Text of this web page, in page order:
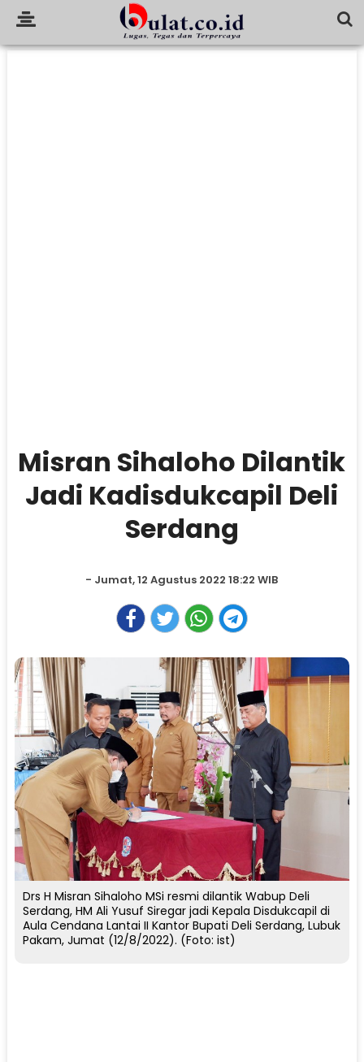
Misran Sihaloho Dilantik
Jadi Kadisdukcapil Deli
Serdang
- Jumat, 12 Agustus 2022 18:22 WIB
Drs H Misran Sihaloho MSi resmi dilantik Wabup Deli
Serdang, HM Ali Yusuf Siregar jadi Kepala Disdukcapil di
Aula Cendana Lantai II Kantor Bupati Deli Serdang, Lubuk
Pakam, Jumat (12/8/2022). (Foto: ist)